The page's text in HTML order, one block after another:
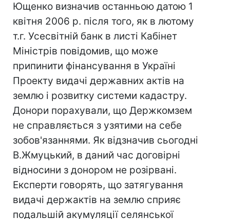
Ющенко визначив останньою датою 1
квітня 2006 р. після того, як в лютому
т.г. Усесвітній банк в листі Кабінет
Міністрів повідомив, що може
припинити фінансування в Україні
Проекту видачі державних актів на
землю і розвитку системи кадастру.
Донори порахували, що Держкомзем
не справляється з узятими на себе
зобов'язаннями. Як відзначив сьогодні
В.Жмуцький, в даний час договірні
відносини з донором не розірвані.
Експерти говорять, що затягування
видачі держактів на землю сприяє
подальшій акумуляції селянської